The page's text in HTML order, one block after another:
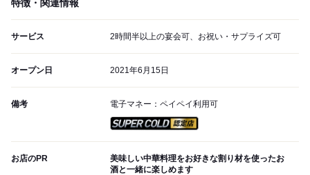
特徴・関連情報
サービス 2時間半以上の宴会可、お祝い・サプライズ可
オープン日 2021年6月15日
備考
電子マネー：ペイペイ利用可
お店のPR
美味しい中華料理をお好きな割り材を使ったお
酒と一緒に楽しめます